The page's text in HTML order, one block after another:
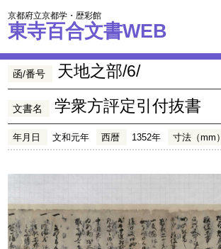
京都府立京都学・歴彩館
東寺百合文書WEB
函/番号 天地之部/6/
文書名 学衆方評定引付抜書
年月日 文和元年 西暦 1352年 寸法（mm）